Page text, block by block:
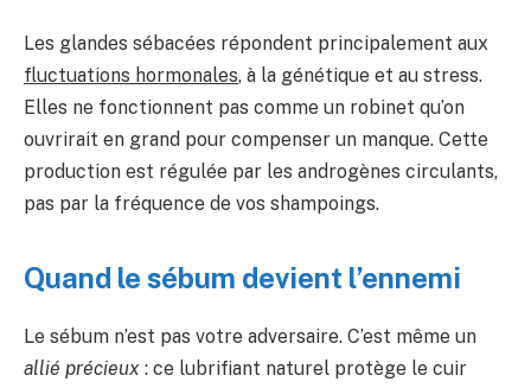
Les glandes sébacées répondent principalement aux
fluctuations hormonales, à la génétique et au stress.
Elles ne fonctionnent pas comme un robinet qu’on
ouvrirait en grand pour compenser un manque. Cette
production est régulée par les androgènes circulants,
pas par la fréquence de vos shampoings.
Quand le sébum devient l’ennemi
Le sébum n’est pas votre adversaire. C’est même un
allié précieux : ce lubrifiant naturel protège le cuir